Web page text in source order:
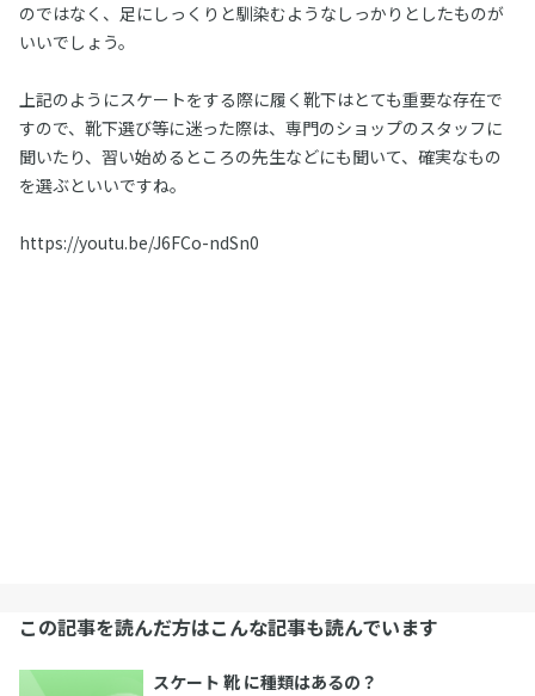
のではなく、足にしっくりと馴染むようなしっかりとしたものが
いいでしょう。
上記のようにスケートをする際に履く靴下はとても重要な存在で
すので、靴下選び等に迷った際は、専門のショップのスタッフに
聞いたり、習い始めるところの先生などにも聞いて、確実なもの
を選ぶといいですね。
https://youtu.be/J6FCo-ndSn0
この記事を読んだ方はこんな記事も読んでいます
スケート 靴 に種類はあるの？